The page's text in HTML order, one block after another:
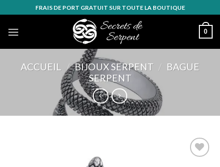
to
content
FRAIS DE PORT GRATUIT SUR TOUTE LA BOUTIQUE
0
ACCUEIL / BIJOUX SERPENT / BAGUE
SERPENT